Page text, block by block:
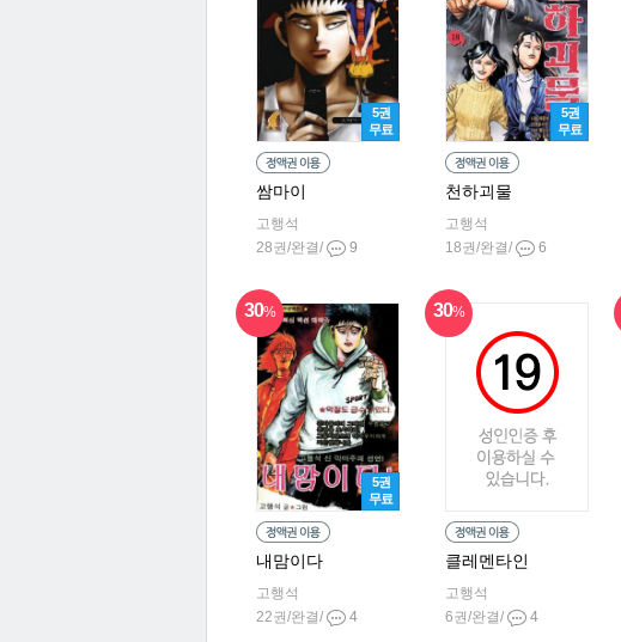
5권
무료
쌈마이
고행석
28권/완결/
9
5권
무료
천하괴물
고행석
18권/완결/
6
30%
5권
무료
내맘이다
고행석
22권/완결/
4
30%
클레멘타인
고행석
6권/완결/
4